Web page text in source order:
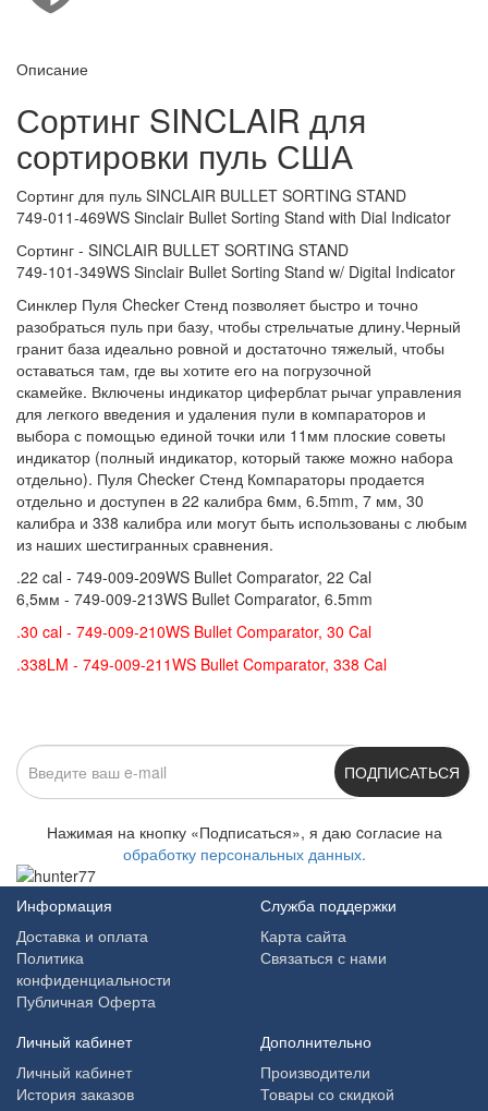
Описание
Сортинг SINCLAIR для
сортировки пуль США
Сортинг для пуль SINCLAIR BULLET SORTING STAND
749-011-469WS Sinclair Bullet Sorting Stand with Dial Indicator
Сортинг - SINCLAIR BULLET SORTING STAND
749-101-349WS Sinclair Bullet Sorting Stand w/ Digital Indicator
Синклер Пуля Checker Стенд позволяет быстро и точно
разобраться пуль при базу, чтобы стрельчатые длину.Черный
гранит база идеально ровной и достаточно тяжелый, чтобы
оставаться там, где вы хотите его на погрузочной
скамейке. Включены индикатор циферблат рычаг управления
для легкого введения и удаления пули в компараторов и
выбора с помощью единой точки или 11мм плоские советы
индикатор (полный индикатор, который также можно набора
отдельно). Пуля Checker Стенд Компараторы продается
отдельно и доступен в 22 калибра 6мм, 6.5mm, 7 мм, 30
калибра и 338 калибра или могут быть использованы с любым
из наших шестигранных сравнения.
.22 cal - 749-009-209WS Bullet Comparator, 22 Cal
6,5мм - 749-009-213WS Bullet Comparator, 6.5mm
.30 cal - 749-009-210WS Bullet Comparator, 30 Cal
.338LM - 749-009-211WS Bullet Comparator, 338 Cal
ПОДПИСАТЬСЯ
Нажимая на кнопку «Подписаться», я даю cогласие на
обработку персональных данных.
Информация
Доставка и оплата
Политика
конфиденциальности
Публичная Оферта
Служба поддержки
Карта сайта
Связаться с нами
Личный кабинет
Личный кабинет
История заказов
Дополнительно
Производители
Товары со скидкой